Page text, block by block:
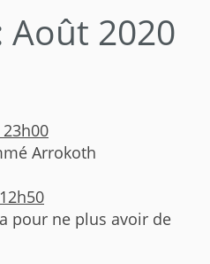
Août 2020
Arrokoth
pour ne plus avoir de